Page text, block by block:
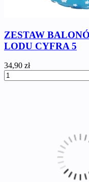
ZESTAW
LODU CYFRA 5
34,90 zł